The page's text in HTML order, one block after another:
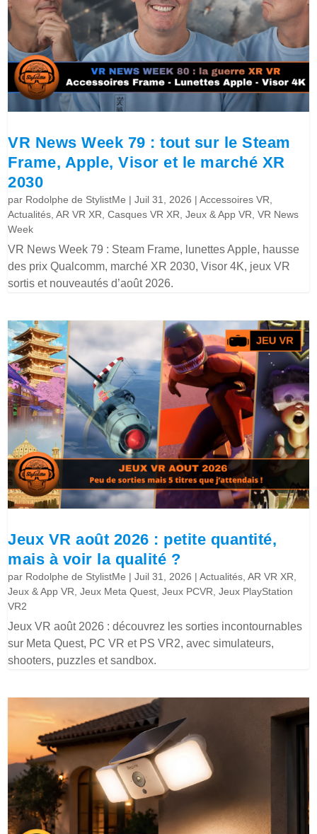
VR News Week 79 : tout sur le Steam
Frame, Apple, Visor et le marché XR
2030
par Rodolphe de StylistMe |Juil 31, 2026 |Accessoires VR
Actualités ,AR VR XR ,Casques VR XR ,Jeux & App VR ,VR News
Week
VR News Week 79 : Steam Frame, lunettes Apple, hausse
des prix Qualcomm, marché XR 2030, Visor 4K, jeux VR
sortis et nouveautés d’août 2026.
Jeux VR août 2026 : petite quantité,
mais à voir la qualité ?
par Rodolphe de StylistMe |Juil 31, 2026 |Actualités ,AR VR XR
Jeux & App VR ,Jeux Meta Quest ,Jeux PCVR ,Jeux PlayStation
VR2
Jeux VR août 2026 : découvrez les sorties incontournables
sur Meta Quest, PC VR et PS VR2, avec simulateurs,
shooters, puzzles et sandbox.